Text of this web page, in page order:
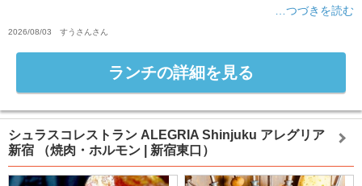
…つづきを読む
2026/08/03 すうさん さん
ランチの詳細を見る
シュラスコレストラン ALEGRIA Shinjuku アレグリア
新宿
（焼肉・ホルモン | 新宿東口）